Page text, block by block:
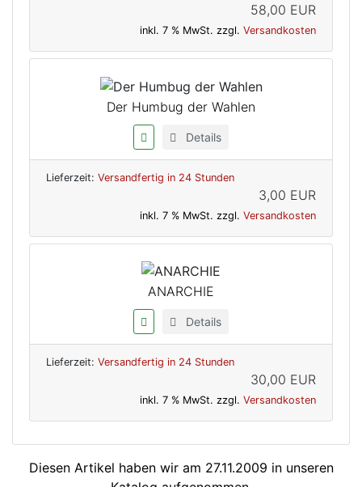
58,00 EUR
inkl. 7 % MwSt. zzgl. Versandkosten
Der Humbug der Wahlen
Details
Lieferzeit: Versandfertig in 24 Stunden
3,00 EUR
inkl. 7 % MwSt. zzgl. Versandkosten
ANARCHIE
Details
Lieferzeit: Versandfertig in 24 Stunden
30,00 EUR
inkl. 7 % MwSt. zzgl. Versandkosten
Diesen Artikel haben wir am 27.11.2009 in unseren